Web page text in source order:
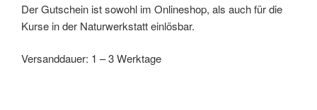
Der Gutschein ist sowohl im Onlineshop, als auch für die
Kurse in der Naturwerkstatt einlösbar.
Versanddauer: 1 – 3 Werktage